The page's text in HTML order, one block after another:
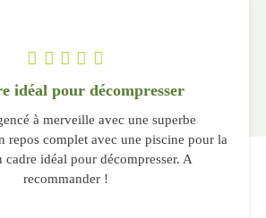
idéal pour décompresser
à merveille avec une superbe
repos complet avec une piscine pour la
cadre idéal pour décompresser. A
recommander !